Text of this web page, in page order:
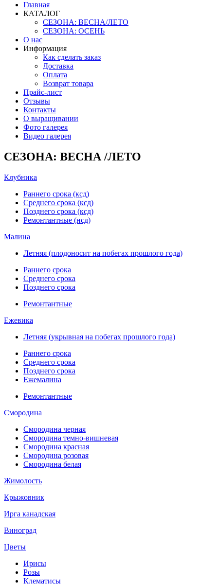
Главная
КАТАЛОГ
СЕЗОНА: ВЕСНА/ЛЕТО
СЕЗОНА: ОСЕНЬ
О нас
Информация
Как сделать заказ
Доставка
Оплата
Возврат товара
Прайс-лист
Отзывы
Контакты
О выращивании
Фото галерея
Видео галерея
СЕЗОНА: ВЕСНА /ЛЕТО
Клубника
Раннего срока (ксд)
Среднего срока (ксд)
Позднего срока (ксд)
Ремонтантные (нсд)
Малина
Летняя (плодоносит на побегах прошлого года)
Раннего срока
Среднего срока
Позднего срока
Ремонтантные
Ежевика
Летняя (укрывная на побегах прошлого года)
Раннего срока
Среднего срока
Позднего срока
Ежемалина
Ремонтантные
Смородина
Смородина черная
Смородина темно-вишневая
Смородина красная
Смородина розовая
Смородина белая
Жимолость
Крыжовник
Ирга канадская
Виноград
Цветы
Ирисы
Розы
Клематисы